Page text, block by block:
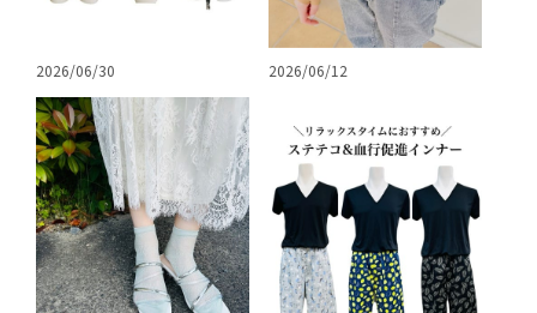
2026/06/30 2026/06/12